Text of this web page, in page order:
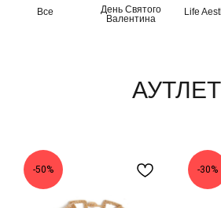
Все Life
День Святого
Валентина
АУТЛЕТ
-50% -30%